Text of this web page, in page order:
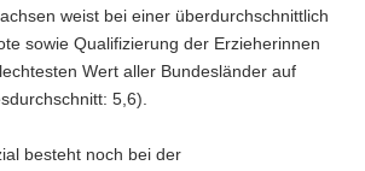
weist bei einer überdurchschnittlich
sowie Qualifizierung der Erzieherinnen
Wert aller Bundesländer auf
5,6).
besteht noch bei der